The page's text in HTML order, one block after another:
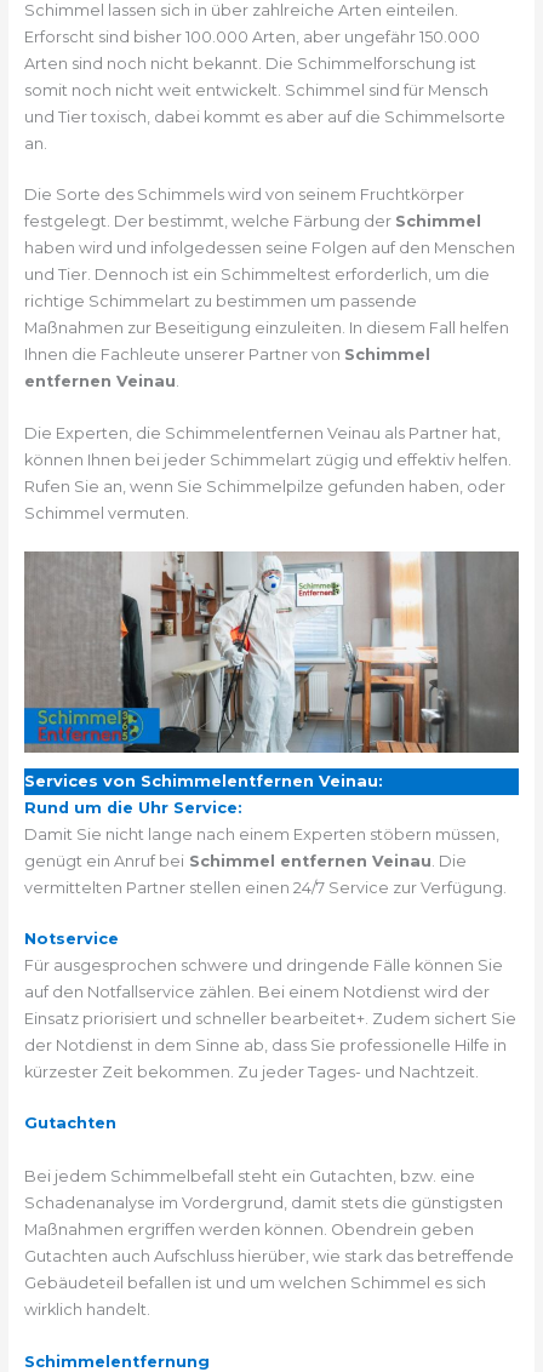
Schimmel lassen sich in über zahlreiche Arten einteilen.
Erforscht sind bisher 100.000 Arten, aber ungefähr 150.000
Arten sind noch nicht bekannt. Die Schimmelforschung ist
somit noch nicht weit entwickelt. Schimmel sind für Mensch
und Tier toxisch, dabei kommt es aber auf die Schimmelsorte
an.
Die Sorte des Schimmels wird von seinem Fruchtkörper
festgelegt. Der bestimmt, welche Färbung der Schimmel
haben wird und infolgedessen seine Folgen auf den Menschen
und Tier. Dennoch ist ein Schimmeltest erforderlich, um die
richtige Schimmelart zu bestimmen um passende
Maßnahmen zur Beseitigung einzuleiten. In diesem Fall helfen
Ihnen die Fachleute unserer Partner von Schimmel
entfernen Veinau.
Die Experten, die Schimmelentfernen Veinau als Partner hat,
können Ihnen bei jeder Schimmelart zügig und effektiv helfen.
Rufen Sie an, wenn Sie Schimmelpilze gefunden haben, oder
Schimmel vermuten.
Services von Schimmelentfernen Veinau:
Rund um die Uhr Service:
Damit Sie nicht lange nach einem Experten stöbern müssen,
genügt ein Anruf bei Schimmel entfernen Veinau . Die
vermittelten Partner stellen einen 24/7 Service zur Verfügung.
Notservice
Für ausgesprochen schwere und dringende Fälle können Sie
auf den Notfallservice zählen. Bei einem Notdienst wird der
Einsatz priorisiert und schneller bearbeitet+. Zudem sichert Sie
der Notdienst in dem Sinne ab, dass Sie professionelle Hilfe in
kürzester Zeit bekommen. Zu jeder Tages- und Nachtzeit.
Gutachten
Bei jedem Schimmelbefall steht ein Gutachten, bzw. eine
Schadenanalyse im Vordergrund, damit stets die günstigsten
Maßnahmen ergriffen werden können. Obendrein geben
Gutachten auch Aufschluss hierüber, wie stark das betreffende
Gebäudeteil befallen ist und um welchen Schimmel es sich
wirklich handelt.
Schimmelentfernung